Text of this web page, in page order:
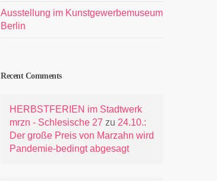
Ausstellung im Kunstgewerbemuseum
Berlin
Recent Comments
HERBSTFERIEN im Stadtwerk
mrzn - Schlesische 27 zu 24.10.:
Der große Preis von Marzahn wird
Pandemie-bedingt abgesagt